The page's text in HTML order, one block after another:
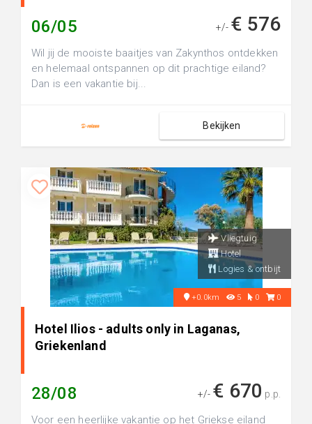
06/05 +/- € 576
Wil jij de mooiste baaitjes van Zakynthos ontdekken
en helemaal ontspannen op dit prachtige eiland?
Dan is een vakantie bij...
Bekijken
Vliegtuig
Hotel
Logies & ontbijt
+0.0km 5 0 0
Hotel Ilios - adults only in Laganas,
Griekenland
28/08 +/- € 670 p.p.
Voor een heerlijke vakantie op het Griekse eiland